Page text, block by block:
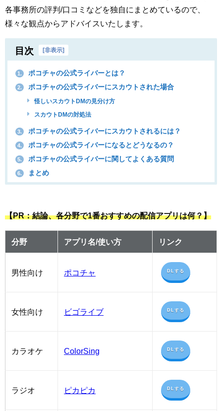
各事務所の評判/口コミなどを独自にまとめているので、
様々な観点からアドバイスいたします。
目次 [非表示]
1. ポコチャの公式ライバーとは？
2. ポコチャの公式ライバーにスカウトされた場合
怪しいスカウトDMの見分け方
スカウトDMの対処法
3. ポコチャの公式ライバーにスカウトされるには？
4. ポコチャの公式ライバーになるとどうなるの？
5. ポコチャの公式ライバーに関してよくある質問
6. まとめ
【PR：結論、各分野で1番おすすめの配信アプリは何？】
分野 アプリ名/使い方 リンク
男性向け ポコチャ DLする
女性向け ビゴライブ DLする
カラオケ ColorSing DLする
ラジオ ピカピカ DLする